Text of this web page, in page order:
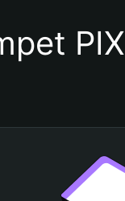
PIX